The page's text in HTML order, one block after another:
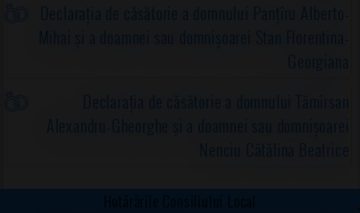
Declarația de căsătorie a domnului Panțîru Alberto-
Mihai și a doamnei sau domnișoarei Stan Florentina-
Georgiana
Declarația de căsătorie a domnului Tămîrsan
Alexandru-Gheorghe și a doamnei sau domnișoarei
Nenciu Cătălina Beatrice
Hotărârile Consiliului Local